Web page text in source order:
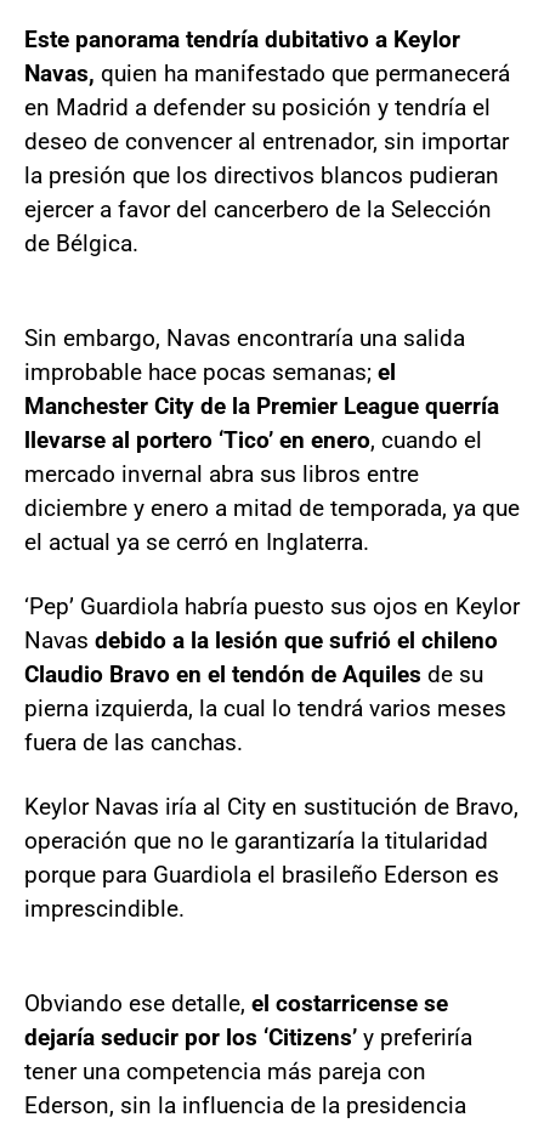
Este panorama tendría dubitativo a Keylor
Navas, quien ha manifestado que permanecerá
en Madrid a defender su posición y tendría el
deseo de convencer al entrenador, sin importar
la presión que los directivos blancos pudieran
ejercer a favor del cancerbero de la Selección
de Bélgica.
Sin embargo, Navas encontraría una salida
improbable hace pocas semanas; el
Manchester City de la Premier League querría
llevarse al portero ‘Tico’ en enero, cuando el
mercado invernal abra sus libros entre
diciembre y enero a mitad de temporada, ya que
el actual ya se cerró en Inglaterra.
‘Pep’ Guardiola habría puesto sus ojos en Keylor
Navas debido a la lesión que sufrió el chileno
Claudio Bravo en el tendón de Aquiles de su
pierna izquierda, la cual lo tendrá varios meses
fuera de las canchas.
Keylor Navas iría al City en sustitución de Bravo,
operación que no le garantizaría la titularidad
porque para Guardiola el brasileño Ederson es
imprescindible.
Obviando ese detalle, el costarricense se
dejaría seducir por los ‘Citizens’ y preferiría
tener una competencia más pareja con
Ederson, sin la influencia de la presidencia